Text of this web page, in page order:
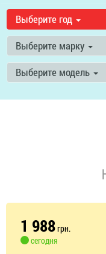
Выберите год
Выберите марку
Выберите модель
1 988грн.
сегодня